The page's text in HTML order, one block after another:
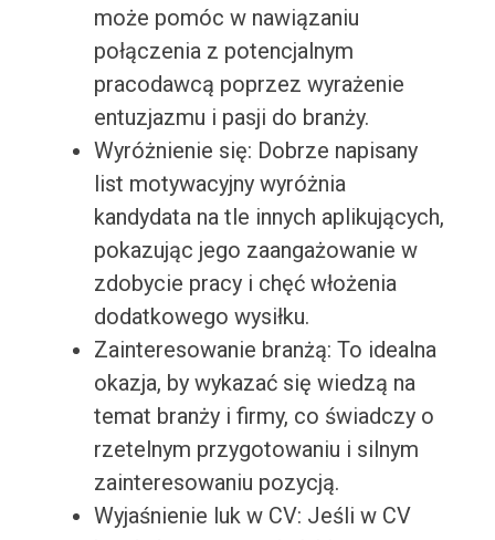
może pomóc w nawiązaniu
połączenia z potencjalnym
pracodawcą poprzez wyrażenie
entuzjazmu i pasji do branży.
Wyróżnienie się: Dobrze napisany
list motywacyjny wyróżnia
kandydata na tle innych aplikujących,
pokazując jego zaangażowanie w
zdobycie pracy i chęć włożenia
dodatkowego wysiłku.
Zainteresowanie branżą: To idealna
okazja, by wykazać się wiedzą na
temat branży i firmy, co świadczy o
rzetelnym przygotowaniu i silnym
zainteresowaniu pozycją.
Wyjaśnienie luk w CV: Jeśli w CV